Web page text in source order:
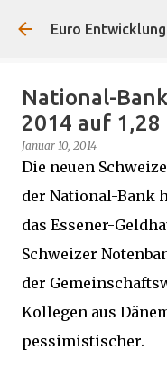
Direkt
Euro
National-
2014 auf
Januar 10, 2014
Die neuen
der National-Bank
das Essener-
Schweizer
der
Kollegen aus
pessimistischer.